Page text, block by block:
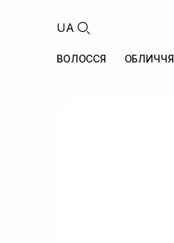
UA
ВОЛОССЯ ОБЛИЧЧЯ